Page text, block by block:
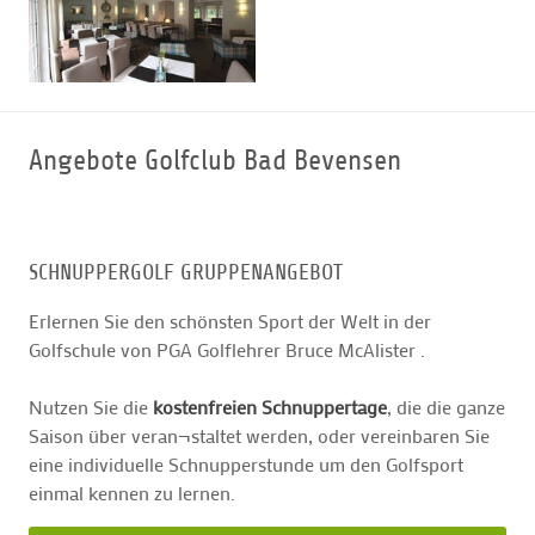
Angebote Golfclub Bad Bevensen
SCHNUPPERGOLF GRUPPENANGEBOT
Erlernen Sie den schönsten Sport der Welt in der
Golfschule von PGA Golflehrer Bruce McAlister .
Nutzen Sie die kostenfreien Schnuppertage, die die ganze
Saison über veran¬staltet werden, oder vereinbaren Sie
eine individuelle Schnupperstunde um den Golfsport
einmal kennen zu lernen.